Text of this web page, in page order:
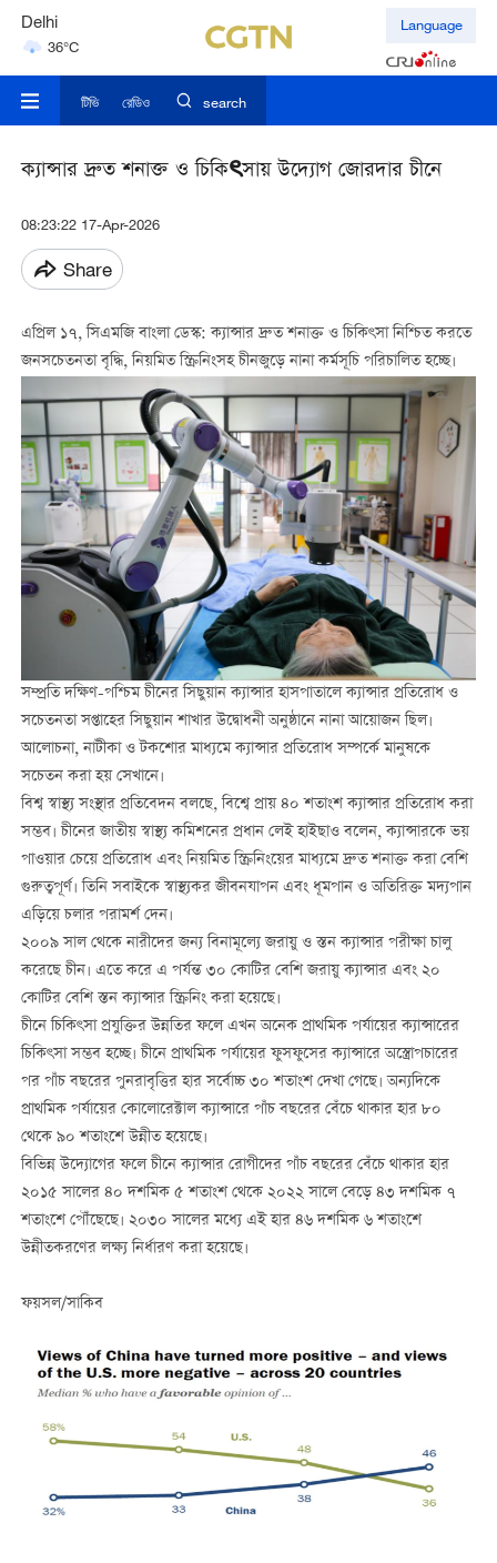
Delhi
36°C
Hyderabad
Language
টিভি রেডিও search
ক্যান্সার দ্রুত শনাক্ত ও চিকিৎসায় উদ্যোগ জোরদার চীনে
08:23:22 17-Apr-2026
Share
এপ্রিল ১৭,সিএমজি বাংলা ডেস্ক: ক্যান্সার দ্রুত শনাক্ত ও চিকিৎসা নিশ্চিত করতে
জনসচেতনতা বৃদ্ধি, নিয়মিত স্ক্রিনিংসহ চীনজুড়ে নানা কর্মসূচি পরিচালিত হচ্ছে।
সম্প্রতি দক্ষিণ-পশ্চিম চীনের সিছুয়ান ক্যান্সার হাসপাতালে ক্যান্সার প্রতিরোধ ও
সচেতনতা সপ্তাহের সিছুয়ান শাখার উদ্বোধনী অনুষ্ঠানে নানা আয়োজন ছিল।
আলোচনা, নাটীকা ও টকশোর মাধ্যমে ক্যান্সার প্রতিরোধ সম্পর্কে মানুষকে
সচেতন করা হয় সেখানে।
বিশ্ব স্বাস্থ্য সংস্থার প্রতিবেদন বলছে, বিশ্বে প্রায় ৪০ শতাংশ ক্যান্সার প্রতিরোধ করা
সম্ভব। চীনের জাতীয় স্বাস্থ্য কমিশনের প্রধান লেই হাইছাও বলেন, ক্যান্সারকে ভয়
পাওয়ার চেয়ে প্রতিরোধ এবং নিয়মিত স্ক্রিনিংয়ের মাধ্যমে দ্রুত শনাক্ত করা বেশি
গুরুত্বপূর্ণ। তিনি সবাইকে স্বাস্থ্যকর জীবনযাপন এবং ধূমপান ও অতিরিক্ত মদ্যপান
এড়িয়ে চলার পরামর্শ দেন।
২০০৯ সাল থেকে নারীদের জন্য বিনামূল্যে জরায়ু ও স্তন ক্যান্সার পরীক্ষা চালু
করেছে চীন। এতে করে এ পর্যন্ত ৩০ কোটির বেশি জরায়ু ক্যান্সার এবং ২০
কোটির বেশি স্তন ক্যান্সার স্ক্রিনিং করা হয়েছে।
চীনে চিকিৎসা প্রযুক্তির উন্নতির ফলে এখন অনেক প্রাথমিক পর্যায়ের ক্যান্সারের
চিকিৎসা সম্ভব হচ্ছে। চীনে প্রাথমিক পর্যায়ের ফুসফুসের ক্যান্সারে অস্ত্রোপচারের
পর পাঁচ বছরের পুনরাবৃত্তির হার সর্বোচ্চ ৩০ শতাংশ দেখা গেছে। অন্যদিকে
প্রাথমিক পর্যায়ের কোলোরেক্টাল ক্যান্সারে পাঁচ বছরের বেঁচে থাকার হার ৮০
থেকে ৯০ শতাংশে উন্নীত হয়েছে।
বিভিন্ন উদ্যোগের ফলে চীনে ক্যান্সার রোগীদের পাঁচ বছরের বেঁচে থাকার হার
২০১৫ সালের ৪০ দশমিক ৫ শতাংশ থেকে ২০২২ সালে বেড়ে ৪৩ দশমিক ৭
শতাংশে পৌঁছেছে। ২০৩০ সালের মধ্যে এই হার ৪৬ দশমিক ৬ শতাংশে
উন্নীতকরণের লক্ষ্য নির্ধারণ করা হয়েছে।
ফয়সল/সাকিব